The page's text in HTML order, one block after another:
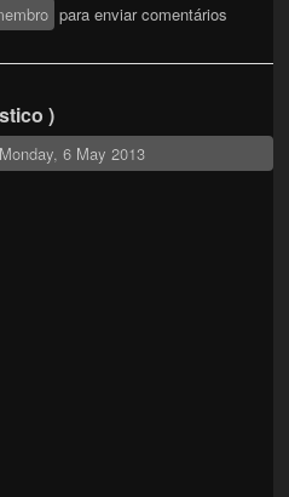
para enviar comentários
)
Monday, 6 May 2013